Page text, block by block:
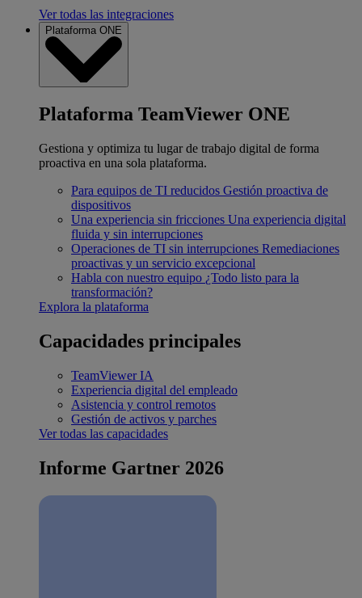
Ver todas las integraciones
Plataforma ONE
Plataforma TeamViewer ONE
Gestiona y optimiza tu lugar de trabajo digital de forma
proactiva en una sola plataforma.
Para equipos de TI reducidos Gestión proactiva de
dispositivos
Una experiencia sin fricciones Una experiencia digital
fluida y sin interrupciones
Operaciones de TI sin interrupciones Remediaciones
proactivas y un servicio excepcional
Habla con nuestro equipo ¿Todo listo para la
transformación?
Explora la plataforma
Capacidades principales
TeamViewer IA
Experiencia digital del empleado
Asistencia y control remotos
Gestión de activos y parches
Ver todas las capacidades
Informe Gartner 2026